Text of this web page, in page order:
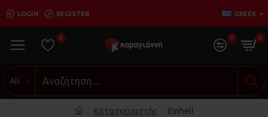
LOGIN REGISTER GREEK
0 0 0
All
Κατασκευαστής Einhell